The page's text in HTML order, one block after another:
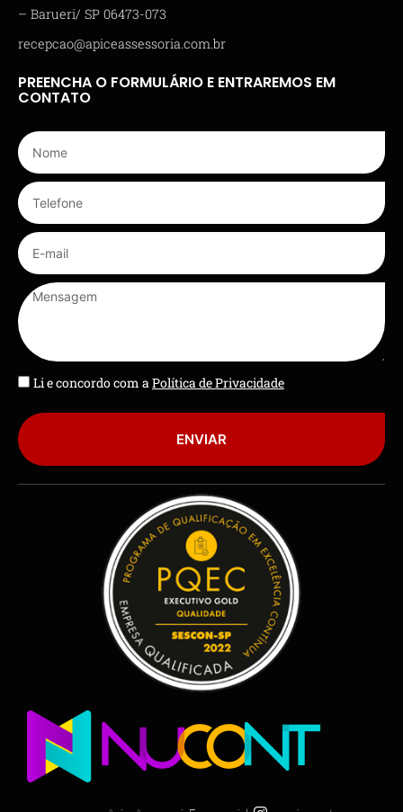
– Barueri/ SP 06473-073
recepcao@apiceassessoria.com.br
PREENCHA O FORMULÁRIO E ENTRAREMOS EM
CONTATO
Li e concordo com aPolítica de Privacidade
ENVIAR